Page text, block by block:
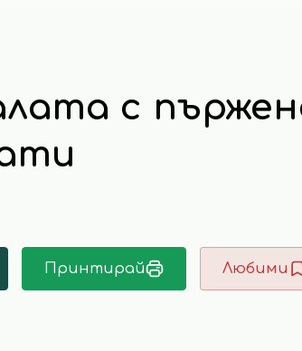
с
Принтирай Любими